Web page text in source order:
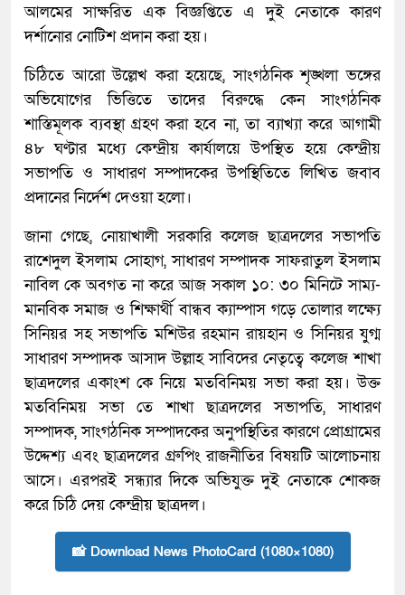
আলমের সাক্ষরিত এক বিজ্ঞপ্তিতে এ দুই নেতাকে কারণ
দর্শানোর নোটিশ প্রদান করা হয়।
চিঠিতে আরো উল্লেখ করা হয়েছে, সাংগঠনিক শৃঙ্খলা ভঙ্গের
অভিযোগের ভিত্তিতে তাদের বিরুদ্ধে কেন সাংগঠনিক
শাস্তিমূলক ব্যবস্থা গ্রহণ করা হবে না, তা ব্যাখ্যা করে আগামী
৪৮ ঘণ্টার মধ্যে কেন্দ্রীয় কার্যালয়ে উপস্থিত হয়ে কেন্দ্রীয়
সভাপতি ও সাধারণ সম্পাদকের উপস্থিতিতে লিখিত জবাব
প্রদানের নির্দেশ দেওয়া হলো।
জানা গেছে, নোয়াখালী সরকারি কলেজ ছাত্রদলের সভাপতি
রাশেদুল ইসলাম সোহাগ, সাধারণ সম্পাদক সাফরাতুল ইসলাম
নাবিল কে অবগত না করে আজ সকাল ১০: ৩০ মিনিটে সাম্য-
মানবিক সমাজ ও শিক্ষার্থী বান্ধব ক্যাম্পাস গড়ে তোলার লক্ষ্যে
সিনিয়র সহ সভাপতি মশিউর রহমান রায়হান ও সিনিয়র যুগ্ম
সাধারণ সম্পাদক আসাদ উল্লাহ সাবিদের নেতৃত্বে কলেজ শাখা
ছাত্রদলের একাংশ কে নিয়ে মতবিনিময় সভা করা হয়। উক্ত
মতবিনিময় সভা তে শাখা ছাত্রদলের সভাপতি, সাধারণ
সম্পাদক, সাংগঠনিক সম্পাদকের অনুপস্থিতির কারণে প্রোগ্রামের
উদ্দেশ্য এবং ছাত্রদলের গ্রুপিং রাজনীতির বিষয়টি আলোচনায়
আসে। এরপরই সন্ধ্যার দিকে অভিযুক্ত দুই নেতাকে শোকজ
করে চিঠি দেয় কেন্দ্রীয় ছাত্রদল।
📸 Download News PhotoCard (1080×1080)